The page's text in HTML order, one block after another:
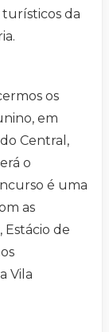
da
os
em
Central,
o
é uma
as
de
Vila